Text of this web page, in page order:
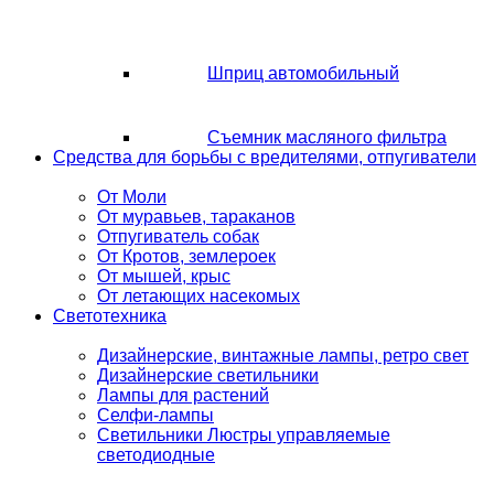
Шприц автомобильный
Съемник масляного фильтра
Средства для борьбы с вредителями, отпугиватели
От Моли
От муравьев, тараканов
Отпугиватель собак
От Кротов, землероек
От мышей, крыс
От летающих насекомых
Светотехника
Дизайнерские, винтажные лампы, ретро свет
Дизайнерские светильники
Лампы для растений
Селфи-лампы
Светильники Люстры управляемые
светодиодные